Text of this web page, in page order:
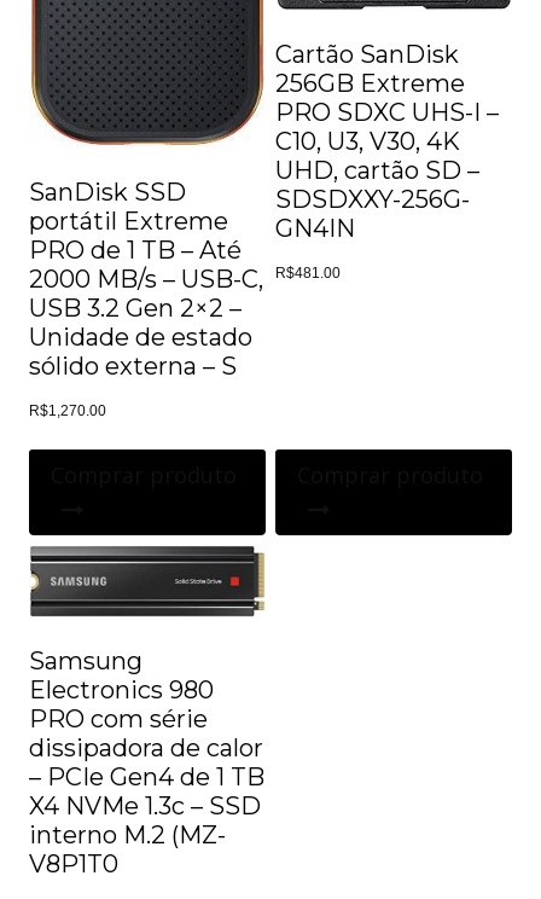
SanDisk SSD
portátil Extreme
PRO de 1 TB – Até
2000 MB/s – USB-C,
USB 3.2 Gen 2×2 –
Unidade de estado
sólido externa – S
R$1,270.00
Cartão SanDisk
256GB Extreme
PRO SDXC UHS-I –
C10, U3, V30, 4K
UHD, cartão SD –
SDSDXXY-256G-
GN4IN
R$481.00
Samsung
Electronics 980
PRO com série
dissipadora de calor
– PCIe Gen4 de 1 TB
X4 NVMe 1.3c – SSD
interno M.2 (MZ-
V8P1T0